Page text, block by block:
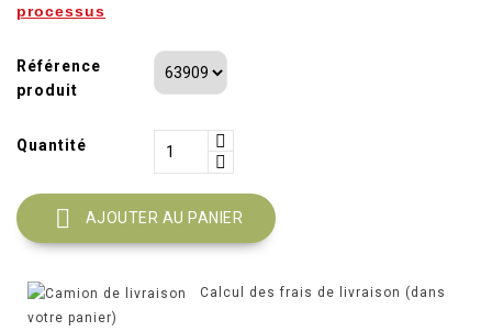
processus
Référence
produit
Quantité
 AJOUTER AU PANIER
Calcul des frais de livraison (dans
votre panier)